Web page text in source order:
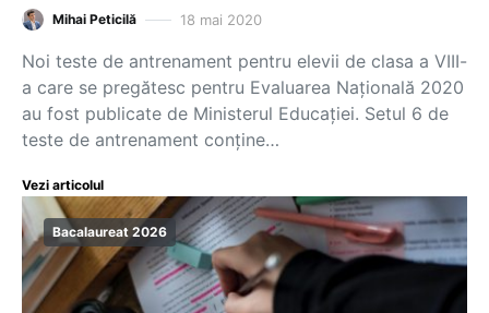
Mihai Peticilă 18 mai 2020
Noi teste de antrenament pentru elevii de clasa a VIII-
a care se pregătesc pentru Evaluarea Națională 2020
au fost publicate de Ministerul Educației. Setul 6 de
teste de antrenament conține…
Vezi articolul
Bacalaureat 2026